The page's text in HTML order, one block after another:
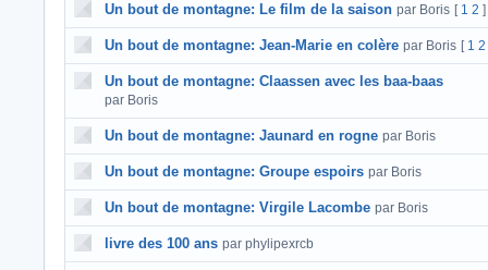
Un bout de montagne: Le film de la saison par Boris [ 1 2 ]
Un bout de montagne: Jean-Marie en colère par Boris [ 1 2
Un bout de montagne: Claassen avec les baa-baas
par Boris
Un bout de montagne: Jaunard en rogne par Boris
Un bout de montagne: Groupe espoirs par Boris
Un bout de montagne: Virgile Lacombe par Boris
livre des 100 ans par phylipexrcb